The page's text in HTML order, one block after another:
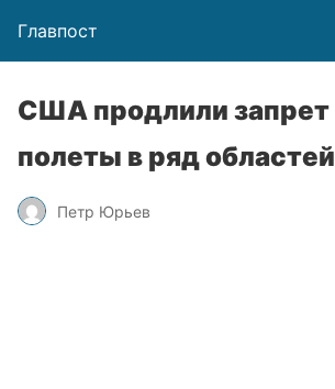
Главпост
США продлили запрет
полеты в ряд
Петр Юрьев